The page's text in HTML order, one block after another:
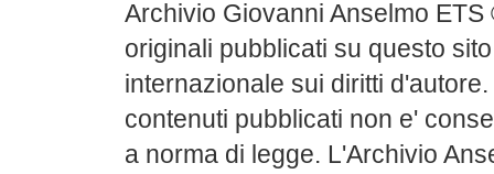
Archivio Giovanni Anselmo
originali pubblicati su questo
internazionale sui diritti
contenuti pubblicati non e'
a norma di legge. L'Archivio